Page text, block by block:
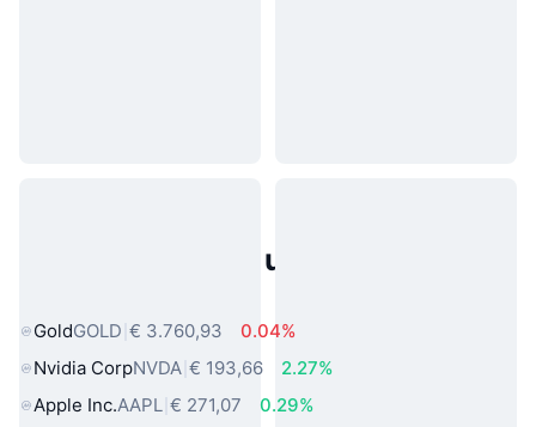
Populaire activa uit de echte
GoldGOLD € 3.760,93
0.04%
Nvidia CorpNVDA € 193,66
2.27%
Apple Inc.AAPL € 271,07
0.29%